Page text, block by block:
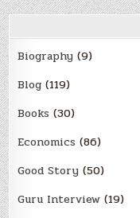
Biography (9)
Blog (119)
Books (30)
Economics (86)
Good Story (50)
Guru Interview (19)